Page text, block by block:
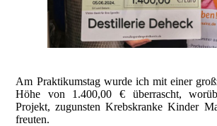
Am Praktikumstag wurde ich mit einer
Höhe von 1.400,00 € überrascht,
Projekt, zugunsten Krebskranke Kinder
freuten.